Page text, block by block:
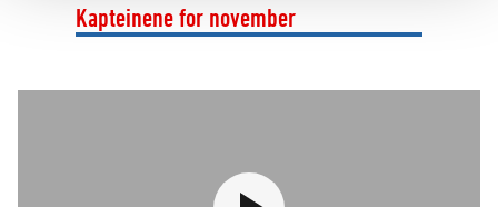
Kapteinene for november